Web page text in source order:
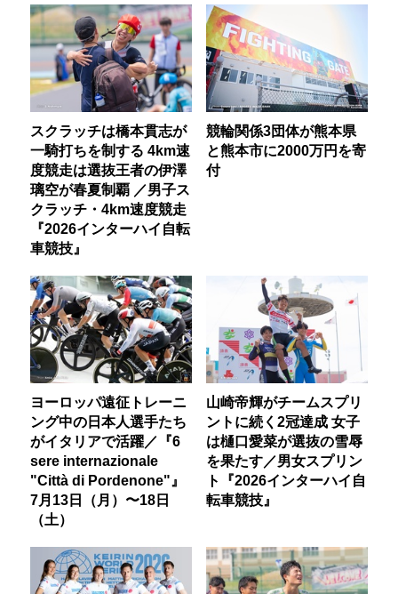
スクラッチは橋本貫志が
一騎打ちを制する 4km速
度競走は選抜王者の伊澤
璃空が春夏制覇 ／男子ス
クラッチ・4km速度競走
『2026インターハイ自転
車競技』
競輪関係3団体が熊本県
と熊本市に2000万円を寄
付
ヨーロッパ遠征トレーニ
ング中の日本人選手たち
がイタリアで活躍／『6
sere internazionale
"Città di Pordenone"』
7月13日（月）〜18日
（土）
山崎帝輝がチームスプリ
ントに続く2冠達成 女子
は樋口愛菜が選抜の雪辱
を果たす／男女スプリン
ト『2026インターハイ自
転車競技』